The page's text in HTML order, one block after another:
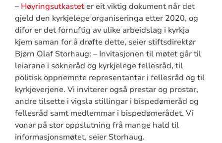
– Høyringsutkasteter eit viktig dokument når det
gjeld den kyrkjelege organiseringa etter 2020, og
difor er det fornuftig av ulike arbeidslag i kyrkja
kjem saman for å drøfte dette, seier stiftsdirektør
Bjørn Olaf Storhaug: – Invitasjonen til møtet går til
leiarane i sokneråd og kyrkjelege fellesråd, til
politisk oppnemnte representantar i fellesråd og til
kyrkjeverjene. Vi inviterer også prestar og prostar,
andre tilsette i vigsla stillingar i bispedømeråd og
fellesråd samt medlemmar i bispedømerådet. Vi
vonar på stor oppslutning frå mange hald til
informasjonsmøtet, seier Storhaug.